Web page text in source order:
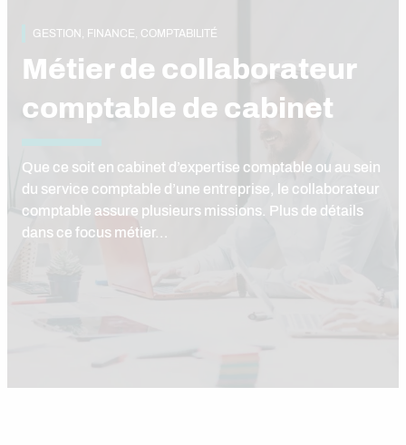
GESTION, FINANCE, COMPTABILITÉ
Métier de collaborateur
comptable de cabinet
Que ce soit en cabinet d’expertise comptable ou au sein
du service comptable d’une entreprise, le collaborateur
comptable assure plusieurs missions. Plus de détails
dans ce focus métier…